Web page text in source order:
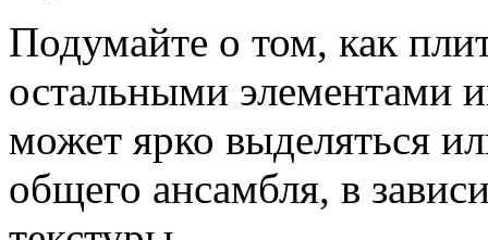
Подумайте о том, как
остальными элементами
может ярко выделяться
общего ансамбля, в